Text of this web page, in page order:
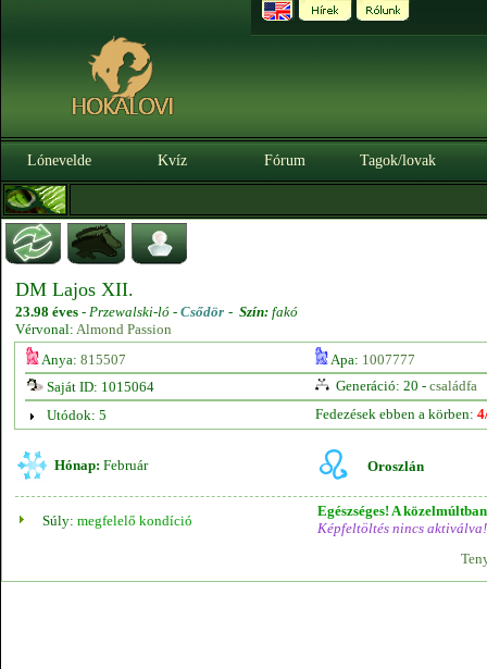
Lónevelde Kvíz Fórum Tagok/lovak
DM Lajos XII.
23.98 éves - Przewalski-ló - Csődör - Szín: fakó
Vérvonal: Almond Passion
Anya: 815507 Apa: 1007777
Saját ID: 1015064
Generáció: 20 - családfa
Utódok: 5
Fedezések ebben a körben:
Hónap: Február Oroszlán
Súly: megfelelő kondíció
Egészséges! A
Képfeltöltés nincs aktiválva!